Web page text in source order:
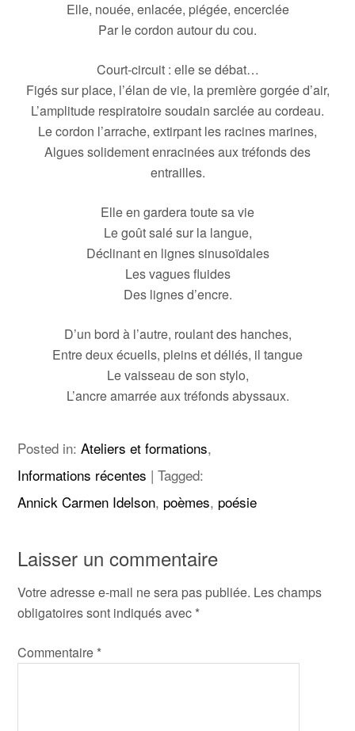
Elle, nouée, enlacée, piégée, encerclée
Par le cordon autour du cou.
Court-circuit : elle se débat…
Figés sur place, l’élan de vie, la première gorgée d’air,
L’amplitude respiratoire soudain sarclée au cordeau.
Le cordon l’arrache, extirpant les racines marines,
Algues solidement enracinées aux tréfonds des
entrailles.
Elle en gardera toute sa vie
Le goût salé sur la langue,
Déclinant en lignes sinusoïdales
Les vagues fluides
Des lignes d’encre.
D’un bord à l’autre, roulant des hanches,
Entre deux écueils, pleins et déliés, il tangue
Le vaisseau de son stylo,
L’ancre amarrée aux tréfonds abyssaux.
Posted in:Ateliers et formations,
Informations récentes |Tagged:
Annick Carmen Idelson, poèmes, poésie
Laisser un commentaire
Votre adresse e-mail ne sera pas publiée. Les champs
obligatoires sont indiqués avec *
Commentaire *